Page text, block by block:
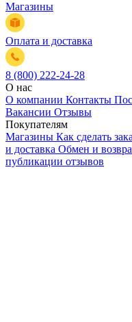
Магазины
Оплата и доставка
8 (800) 222-24-28
О нас
О компании Контакты
Вакансии Отзывы
Покупателям
Магазины Как сделать
и доставка Обмен и
публикации отзывов